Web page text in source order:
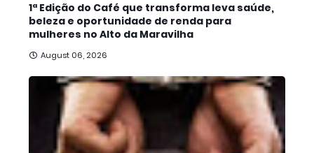
1ª Edição do Café que transforma leva saúde,
beleza e oportunidade de renda para
mulheres no Alto da Maravilha
August 06, 2026